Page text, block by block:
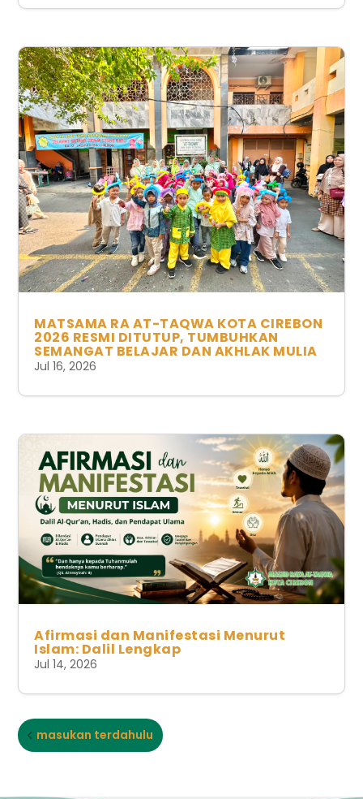
MATSAMA RA AT-TAQWA KOTA CIREBON
2026 RESMI DITUTUP, TUMBUHKAN
SEMANGAT BELAJAR DAN AKHLAK MULIA
Jul 16, 2026
Afirmasi dan Manifestasi Menurut
Islam: Dalil Lengkap
Jul 14, 2026
masukan terdahulu